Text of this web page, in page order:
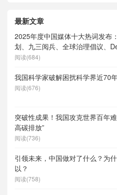
最新文章
2025年度中国媒体十大热词发布
划、九三阅兵、全球治理倡议、
度求索）、人形机器人、苏超、票
阅读(684)
我国科学家破解困扰科学界近70
阅读(676)
突破性成果！我国攻克世界百年
高碳排放”
阅读(736)
引领未来，中国做对了什么？为
以？
阅读(758)